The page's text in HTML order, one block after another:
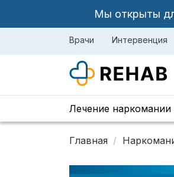
Мы открыты
Врачи Интервенция
Лечение наркомании
Главная